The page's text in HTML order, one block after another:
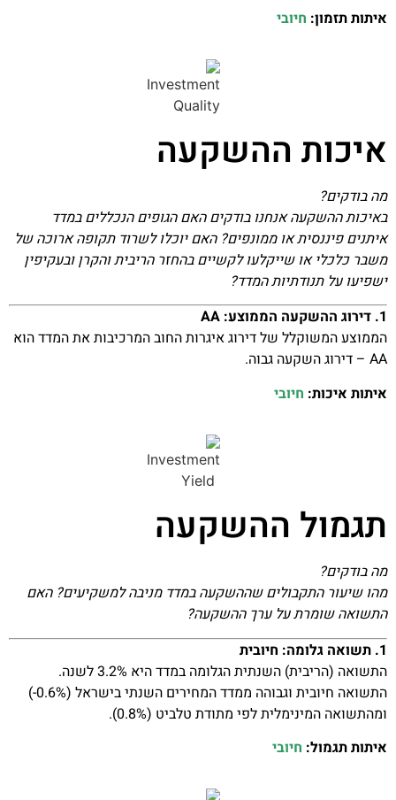
איתות תזמון: חיובי
איכות ההשקעה
מה בודקים?
באיכות ההשקעה אנחנו בודקים האם הגופים הנכללים במדד
איתנים פיננסית או ממונפים? האם יוכלו לשרוד תקופה ארוכה של
משבר כלכלי או שייקלעו לקשיים בהחזר הריבית והקרן ובעקיפין
ישפיעו על תנודתיות המדד?
1. דירוג ההשקעה הממוצע: AA
הממוצע המשוקלל של דירוג איגרות החוב המרכיבות את המדד הוא
AA – דירוג השקעה גבוה.
איתות איכות: חיובי
תגמול ההשקעה
מה בודקים?
מהו שיעור התקבולים שההשקעה במדד מניבה למשקיעים? האם
התשואה שומרת על ערך ההשקעה?
1. תשואה גלומה: חיובית
התשואה (הריבית) השנתית הגלומה במדד היא 3.2% לשנה.
התשואה חיובית וגבוהה ממדד המחירים השנתי בישראל (0.6%-)
ומהתשואה המינימלית לפי מתודת טלביט (0.8%).
איתות תגמול: חיובי